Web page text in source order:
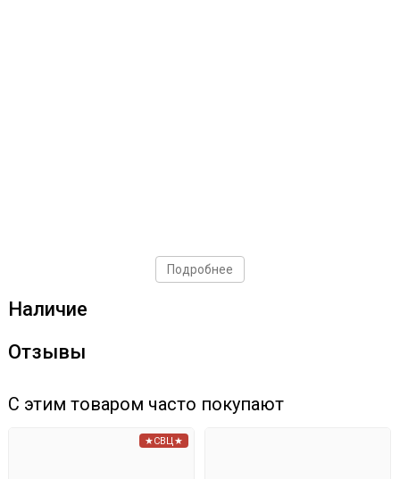
Подробнее
Наличие
Отзывы
С этим товаром часто покупают
★СВЦ★